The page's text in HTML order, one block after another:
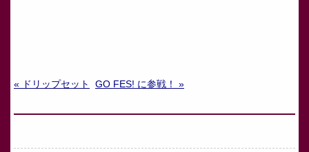
« ドリップセット GO FES! に参戦！ »